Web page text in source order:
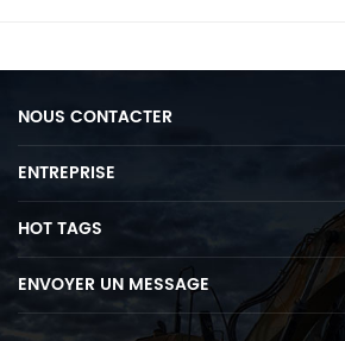
NOUS CONTACTER
ENTREPRISE
HOT TAGS
ENVOYER UN MESSAGE